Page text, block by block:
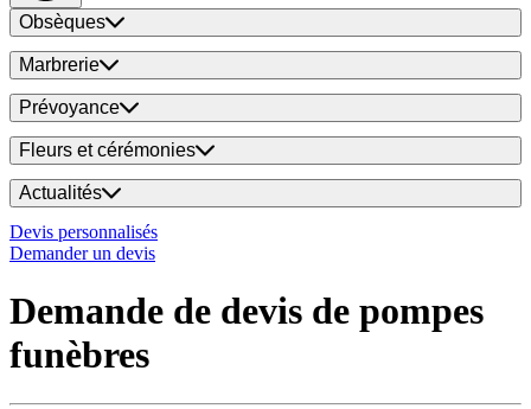
Obsèques
Marbrerie
Prévoyance
Fleurs et cérémonies
Actualités
Devis personnalisés
Demander un devis
Demande de devis de pompes
funèbres